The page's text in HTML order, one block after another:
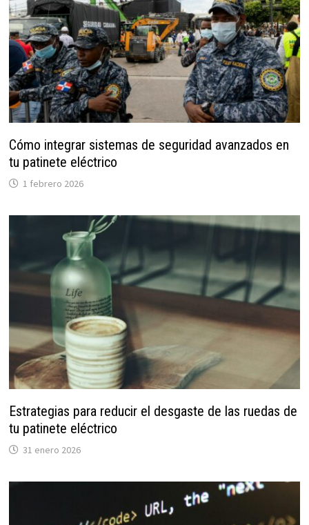
Cómo integrar sistemas de seguridad avanzados en
tu patinete eléctrico
1 febrero 2026
Estrategias para reducir el desgaste de las ruedas de
tu patinete eléctrico
31 enero 2026